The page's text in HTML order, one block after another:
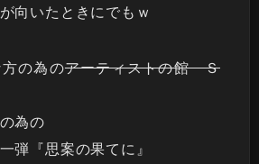
向いたときにでもｗ
の為のアーティストの館 Ｓ
為の
『思案の果てに』